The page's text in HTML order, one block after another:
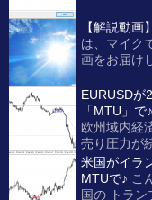
【解説動画
は、マイク
画をお届け
EURUSDが
「MTU」で♪
欧州域内経
売り圧力が
米国がイラ
MTUで♪ こ
国の トラン